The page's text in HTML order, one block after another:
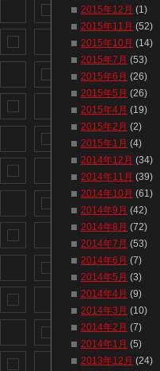
2015年12月 (1)
2015年11月 (52)
2015年10月 (14)
2015年7月 (53)
2015年6月 (26)
2015年5月 (26)
2015年4月 (19)
2015年2月 (2)
2015年1月 (4)
2014年12月 (34)
2014年11月 (39)
2014年10月 (61)
2014年9月 (42)
2014年8月 (72)
2014年7月 (53)
2014年6月 (7)
2014年5月 (3)
2014年4月 (9)
2014年3月 (10)
2014年2月 (7)
2014年1月 (5)
2013年12月 (24)